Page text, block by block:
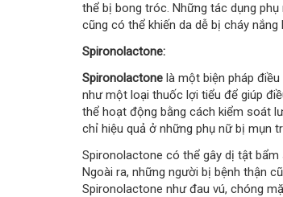
thể bị bong tróc. Những tác dụng
cũng có thể khiến da dễ bị cháy
Spironolactone:
Spironolactone là một biện pháp
như một loại thuốc lợi tiểu để giúp
thể hoạt động bằng cách kiểm soát
chỉ hiệu quả ở những phụ nữ bị mụn
Spironolactone có thể gây dị tật bẩm
Ngoài ra, những người bị bệnh thận
Spironolactone như đau vú, chóng